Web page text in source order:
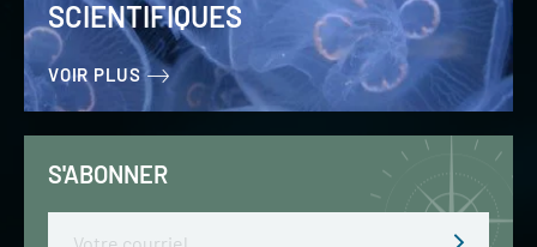
SCIENTIFIQUES
VOIR PLUS
S'ABONNER